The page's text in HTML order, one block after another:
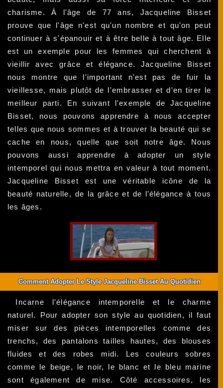
charisme. À l'âge de 77 ans, Jacqueline Bisset
prouve que l'âge n'est qu'un nombre et qu'on peut
continuer à s'épanouir et à être belle à tout âge. Elle
est un exemple pour les femmes qui cherchent à
vieillir avec grâce et élégance. Jacqueline Bisset
nous montre que l'important n'est pas de fuir la
vieillesse, mais plutôt de l'embrasser et d'en tirer le
meilleur parti. En suivant l'exemple de Jacqueline
Bisset, nous pouvons apprendre à nous accepter
telles que nous sommes et à trouver la beauté qui se
cache en nous, quelle que soit notre âge. Nous
pouvons aussi apprendre à adopter un style
intemporel qui nous mettra en valeur à tout moment.
Jacqueline Bisset est une véritable icône de la
beauté naturelle, de la grâce et de l'élégance à tous
les âges.
Comment Adopter Le Style Jacqueline Bisset Au Quotidien
Incarne l'élégance intemporelle et le charme
naturel. Pour adopter son style au quotidien, il faut
miser sur des pièces intemporelles comme des
trenchs, des pantalons tailles hautes, des blouses
fluides et des robes midi. Les couleurs sobres
comme le beige, le noir, le blanc et le bleu marine
sont également de mise. Côté accessoires, les